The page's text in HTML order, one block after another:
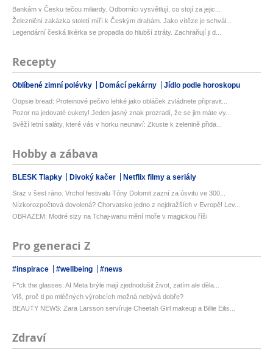
Bankám v Česku tečou miliardy. Odborníci vysvětlují, co stojí za jejic...
Železniční zakázka století míří k Českým drahám. Jako vítěze je schvál...
Legendární česká likérka se propadla do hlubší ztráty. Zachraňují ji d...
Recepty
Oblíbené zimní polévky Domácí pekárny Jídlo podle horoskopu
Oopsie bread: Proteinové pečivo lehké jako obláček zvládnete připravit...
Pozor na jedovaté cukety! Jeden jasný znak prozradí, že se jim máte vy...
Svěží letní saláty, které vás v horku neunaví: Zkuste k zelenině přida...
Hobby a zábava
BLESK Tlapky Divoký kačer Netflix filmy a seriály
Sraz v šest ráno. Vrchol festivalu Tóny Dolomit zazní za úsvitu ve 300...
Nízkorozpočtová dovolená? Chorvatsko jedno z nejdražších v Evropě! Lev...
OBRAZEM: Modré slzy na Tchaj-wanu mění moře v magickou říši
Pro generaci Z
#inspirace #wellbeing #news
F*ck the glasses: AI Meta brýle mají zjednodušit život, zatím ale děla...
Víš, proč ti po mléčných výrobcích možná nebývá dobře?
BEAUTY NEWS: Zara Larsson servíruje Cheetah Girl makeup a Billie Eilis...
Zdraví